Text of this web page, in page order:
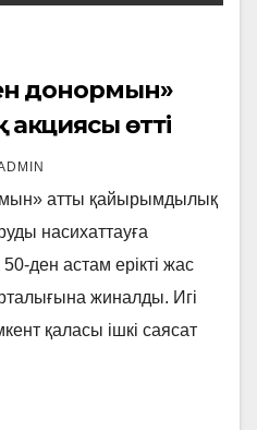
донормын»
өтті
атты қайырымдылық
насихаттауға
ден астам ерікті жас
жиналды. Игі
қаласы ішкі саясат